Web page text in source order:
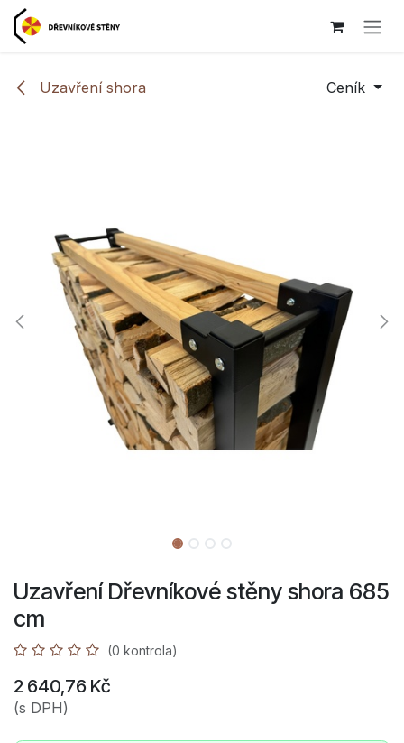
Přejít na obsah
Uzavření shora Ceník
Uzavření Dřevníkové stěny shora 685
cm
(0 kontrola)
2 640,76 Kč
(s DPH)